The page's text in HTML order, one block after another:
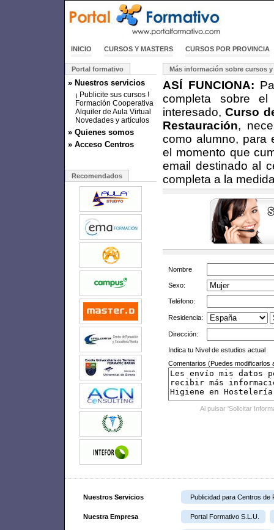
INICIO CURSOS Y MASTERS CURSOS POR PROVINCIA
Portal formativo
» Nuestros servicios
¡ Publicite sus cursos !
Formación Cooperativa
Alquiler de Aula Virtual
Novedades y artículos
» Quienes somos
» Acceso Centros
Recomendados
Más información sobre cursos y
ASÍ FUNCIONA:
completa sobre
interesado,Curso
Restauración,
como alumno, para
el momento que
email destinado al
completa a la
Nombre
Sexo:
Teléfono:
Residencia:
Dirección:
Indica tu Nivel de estudios actual
Comentarios (Puedes modificarlos
Al pulsar 'Solicitar
Nuestros Servicios Publicidad para Centros de
Nuestra Empresa Portal Formativo S.L.U.